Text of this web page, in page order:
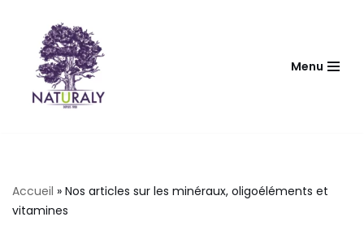
contenu
Menu
Accueil » Nos articles sur les minéraux, oligoéléments et
vitamines